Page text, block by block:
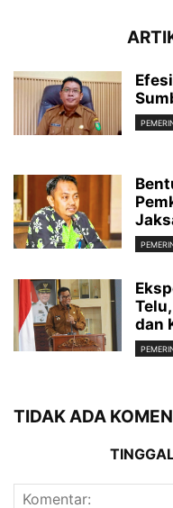
dan
TIDAK ADA